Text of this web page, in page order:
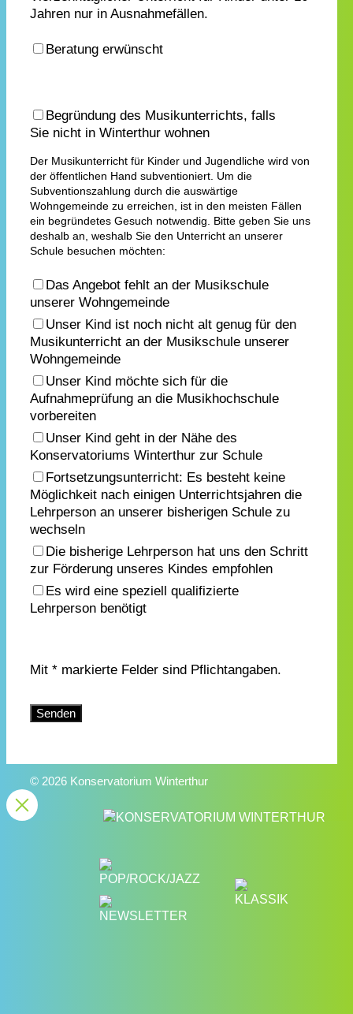
Jahren nur in Ausnahmefällen.
Beratung erwünscht
Begründung des Musikunterrichts, falls
Sie nicht in Winterthur wohnen
Der Musikunterricht für Kinder und Jugendliche wird von
der öffentlichen Hand subventioniert. Um die
Subventionszahlung durch die auswärtige
Wohngemeinde zu erreichen, ist in den meisten Fällen
ein begründetes Gesuch notwendig. Bitte geben Sie uns
deshalb an, weshalb Sie den Unterricht an unserer
Schule besuchen möchten:
Das Angebot fehlt an der Musikschule
unserer Wohngemeinde
Unser Kind ist noch nicht alt genug für den
Musikunterricht an der Musikschule unserer
Wohngemeinde
Unser Kind möchte sich für die
Aufnahmeprüfung an die Musikhochschule
vorbereiten
Unser Kind geht in der Nähe des
Konservatoriums Winterthur zur Schule
Fortsetzungsunterricht: Es besteht keine
Möglichkeit nach einigen Unterrichtsjahren die
Lehrperson an unserer bisherigen Schule zu
wechseln
Die bisherige Lehrperson hat uns den Schritt
zur Förderung unseres Kindes empfohlen
Es wird eine speziell qualifizierte
Lehrperson benötigt
Mit * markierte Felder sind Pflichtangaben.
Bitte lasse dieses Feld leer.
© 2026 Konservatorium Winterthur